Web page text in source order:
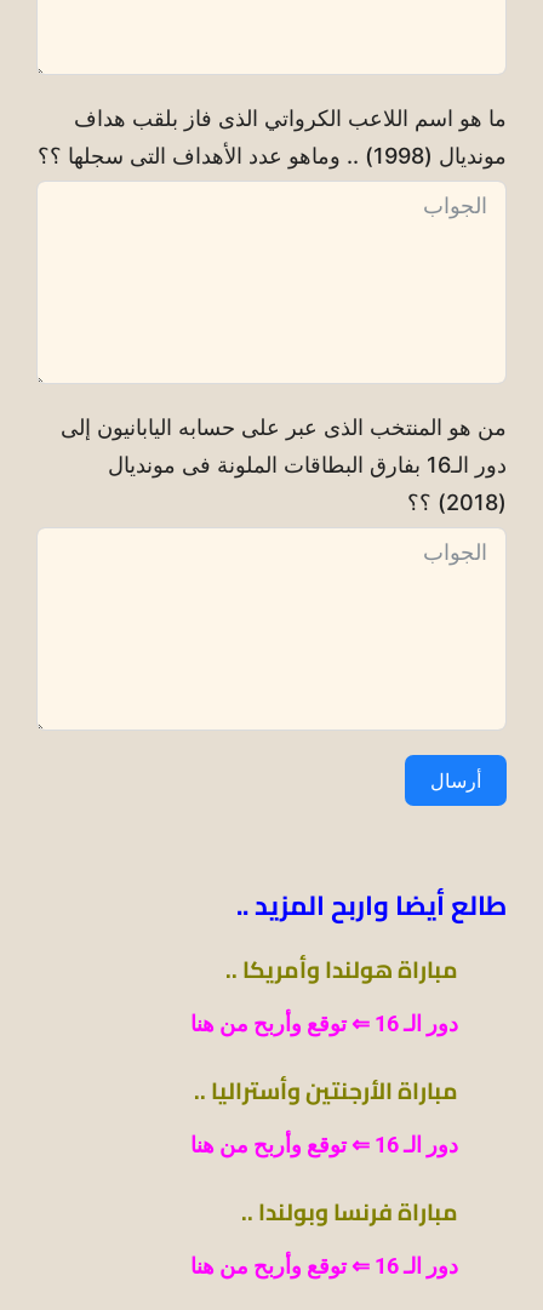
ما هو اسم اللاعب الكرواتي الذى فاز بلقب هداف
مونديال (1998) .. وماهو عدد الأهداف التى سجلها ؟؟
من هو المنتخب الذى عبر على حسابه اليابانيون إلى
دور الـ16 بفارق البطاقات الملونة فى مونديال
(2018) ؟؟
أرسال
طالع أيضا واربح المزيد ..
مباراة هولندا وأمريكا ..
دور الـ 16 ⇐ توقع وأربح من هنا
مباراة الأرجنتين وأستراليا ..
دور الـ 16 ⇐ توقع وأربح من هنا
مباراة فرنسا وبولندا ..
دور الـ 16 ⇐ توقع وأربح من هنا